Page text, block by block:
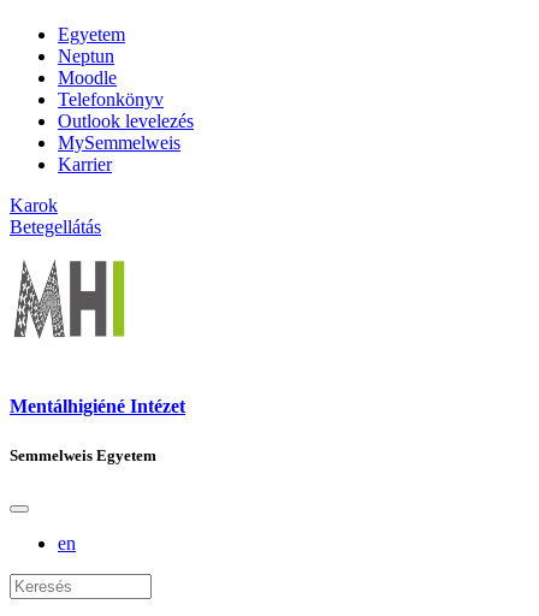
Egyetem
Neptun
Moodle
Telefonkönyv
Outlook levelezés
MySemmelweis
Karrier
Karok
Betegellátás
Mentálhigiéné Intézet
Semmelweis Egyetem
en